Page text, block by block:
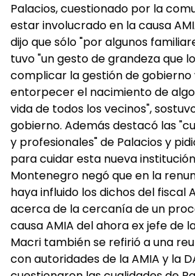
Palacios, cuestionado por la
estar involucrado en la causa
dijo que sólo "por algunos
tuvo "un gesto de grandeza que
complicar la gestión de gobierno
entorpecer el nacimiento de
vida de todos los vecinos",
gobierno. Además destacó las
y profesionales" de Palacios y
para cuidar esta nueva
Montenegro negó que en la
haya influido los dichos del fiscal
acerca de la cercanía de un
causa AMIA del ahora ex jefe de
Macri también se refirió a una
con autoridades de la AMIA y la